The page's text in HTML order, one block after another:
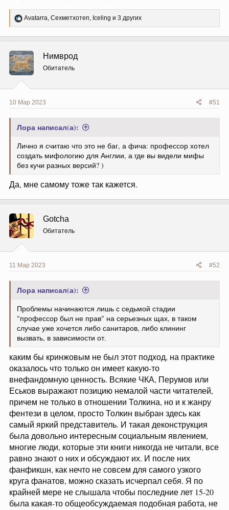
Р
е
ц
и
и
:
Avatarra, Сехметхотеп, Iceling и 3 других
Нимврод
Обитатель
10 Мар 2023 #51
Лора написал(а):
Лично я считаю что это не баг, а фича: профессор хотел
создать мифологию для Англии, а где вы видели мифы
без кучи разных версий? )
Да, мне самому тоже так кажется.
Gotcha
Обитатель
11 Мар 2023 #52
Лора написал(а):
Проблемы начинаются лишь с седьмой стадии
"профессор был не прав" на серьезных щах, в таком
случае уже хочется либо санитаров, либо клининг
вызвать, в зависимости от.
каким бы кринжовым не был этот подход, на практике
оказалось что только он имеет какую-то
внефандомную ценность. Всякие ЧКА, Перумов или
Еськов выражают позицию немалой части читателей,
причем не только в отношении Толкина, но и к жанру
фентези в целом, просто Толкин выбран здесь как
самый яркий представитель. И такая деконструкция
была довольно интересным социальным явлением,
многие люди, которые эти книги никогда не читали, все
равно знают о них и обсуждают их. И после них
фанфикшн, как нечто не совсем для самого узкого
круга фанатов, можно сказать исчерпал себя. Я по
крайней мере не слышала чтобы последние лет 15-20
была какая-то общеобсуждаемая подобная работа, не